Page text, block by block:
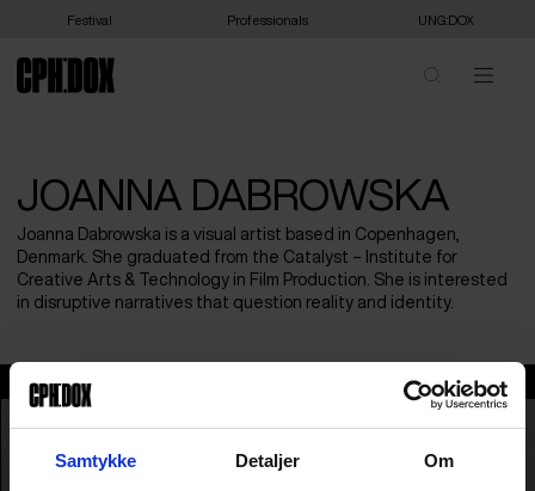
Samtykke Detaljer Om
Festival Professionals UNG:DOX
JOANNA DABROWSKA
Joanna Dabrowska is a visual artist based in Copenhagen,
Denmark. She graduated from the Catalyst – Institute for
Creative Arts & Technology in Film Production. She is interested
in disruptive narratives that question reality and identity.
Joanna Dabrowska